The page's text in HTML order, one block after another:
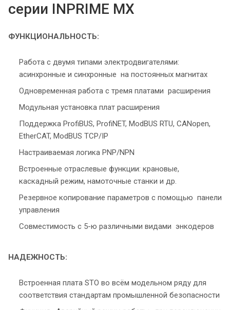
серии INPRIME MX
ФУНКЦИОНАЛЬНОСТЬ:
Работа с двумя типами электродвигателями:
асинхронные и синхронные на постоянных магнитах
Одновременная работа с тремя платами расширения
Модульная установка плат расширения
Поддержка ProfiBUS, ProfiNET, ModBUS RTU, CANopen,
EtherCAT, ModBUS TCP/IP
Настраиваемая логика PNP/NPN
Встроенные отраслевые функции: крановые,
каскадный режим, намоточные станки и др.
Резервное копирование параметров с помощью панели
управления
Совместимость с 5-ю различными видами энкодеров
НАДЕЖНОСТЬ:
Встроенная плата STO во всём модельном ряду для
соответствия стандартам промышленной безопасности